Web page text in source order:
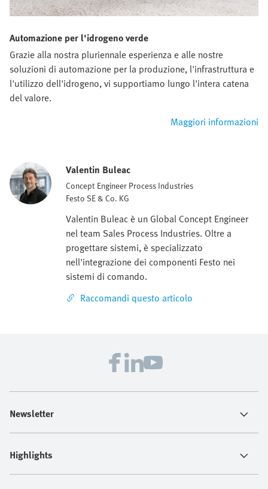
Automazione per l'idrogeno verde
Grazie alla nostra pluriennale esperienza e alle nostre
soluzioni di automazione per la produzione, l'infrastruttura e
l'utilizzo dell'idrogeno, vi supportiamo lungo l'intera catena
del valore.
Maggiori informazioni
Valentin Buleac
Concept Engineer Process Industries
Festo SE & Co. KG
Valentin Buleac è un Global Concept Engineer
nel team Sales Process Industries. Oltre a
progettare sistemi, è specializzato
nell'integrazione dei componenti Festo nei
sistemi di comando.
Raccomandi questo articolo
Newsletter
Highlights